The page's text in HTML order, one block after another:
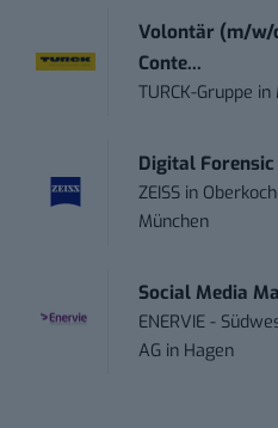
Volontär (m/w/
Conte...
TURCK-Gruppe in
Digital
ZEISS in
München
Social Media
ENERVIE -
AG in Hagen